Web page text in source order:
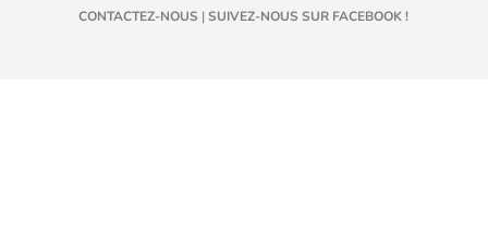
CONTACTEZ-NOUS |SUIVEZ-NOUS SUR FACEBOOK !